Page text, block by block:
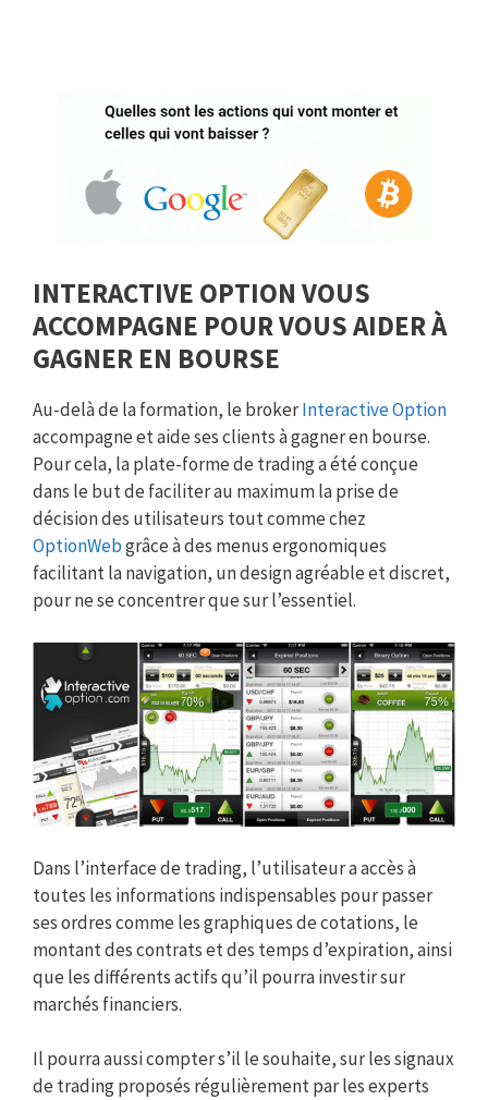
INTERACTIVE OPTION VOUS
ACCOMPAGNE POUR VOUS AIDER À
GAGNER EN BOURSE
Au-delà de la formation, le brokerInteractive Option
accompagne et aide ses clients à gagner en bourse.
Pour cela, la plate-forme de trading a été conçue
dans le but de faciliter au maximum la prise de
décision des utilisateurs tout comme chez
OptionWebgrâce à des menus ergonomiques
facilitant la navigation, un design agréable et discret,
pour ne se concentrer que sur l’essentiel.
Dans l’interface de trading, l’utilisateur a accès à
toutes les informations indispensables pour passer
ses ordres comme les graphiques de cotations, le
montant des contrats et des temps d’expiration, ainsi
que les différents actifs qu’il pourra investir sur
marchés financiers.
Il pourra aussi compter s’il le souhaite, sur les signaux
de trading proposés régulièrement par les experts